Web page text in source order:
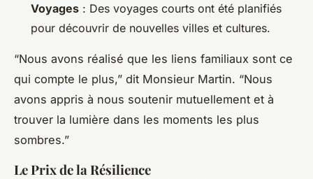
Voyages : Des voyages courts ont été planifiés
pour découvrir de nouvelles villes et cultures.
“Nous avons réalisé que les liens familiaux sont ce
qui compte le plus,” dit Monsieur Martin. “Nous
avons appris à nous soutenir mutuellement et à
trouver la lumière dans les moments les plus
sombres.”
Le Prix de la Résilience